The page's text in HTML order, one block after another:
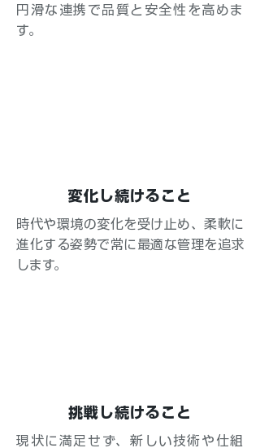
円滑な連携で品質と安全性を高めま
す。
変化し続けること
時代や環境の変化を受け止め、柔軟に
進化する姿勢で常に最適な管理を追求
します。
挑戦し続けること
現状に満足せず、新しい技術や仕組